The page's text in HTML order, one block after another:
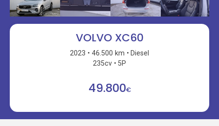
VOLVO XC60
2023 46.500 km
Diesel
235cv
5P
49.800€